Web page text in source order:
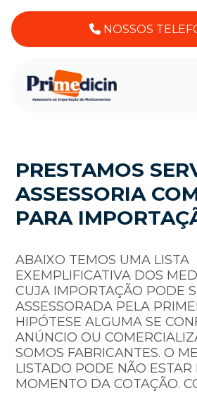
NOSSOS
PRESTAMOS
ASSESSORIA
PARA
ABAIXO TEMOS UMA LISTA
EXEMPLIFICATIVA DOS
CUJA IMPORTAÇÃO PODE
ASSESSORADA PELA
HIPÓTESE ALGUMA SE
ANÚNCIO OU
SOMOS FABRICANTES. O
LISTADO PODE NÃO
MOMENTO DA COTAÇÃO.